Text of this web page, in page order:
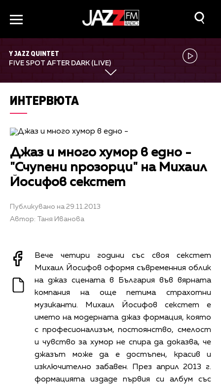
Y JAZZ QUINTET
FIVE SPOT AFTER DARK (LIVE)
ИНТЕРВЮТА
Джаз и много хумор в едно -
"Счупени прозорци" на Михаил
Йосифов секстет
Публикувано на 29.11.2013
Автор: Таня Иванова
Вече четири години със своя секстет
Михаил Йосифов оформя съвременния облик
на джаз сцената в България във вярната
компания на още петима страхотни
музиканти. Михаил Йосифов секстет е
името на модерната джаз формация, която
с професионализъм, постоянство, смелост
и чувство за хумор не спира да доказва, че
джазът може да е достъпен, красив и
изключително забавен. През април 2013 г.
формацията издаде първия си албум със